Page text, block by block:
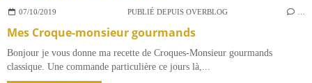
07/10/2019 PUBLIÉ DEPUIS OVERBLOG
Mes Croque-monsieur gourmands
Bonjour je vous donne ma recette de Croques-Monsieur gourmands
classique. Une commande particulière ce jours là,...